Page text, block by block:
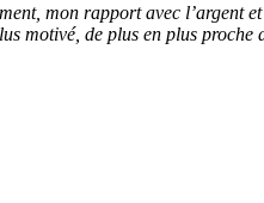
mon rapport avec
motivé, de plus en plus